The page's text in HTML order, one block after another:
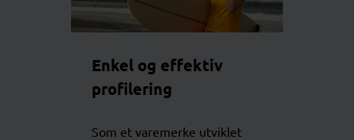
Enkel og effektiv
profilering
Som et varemerke utviklet